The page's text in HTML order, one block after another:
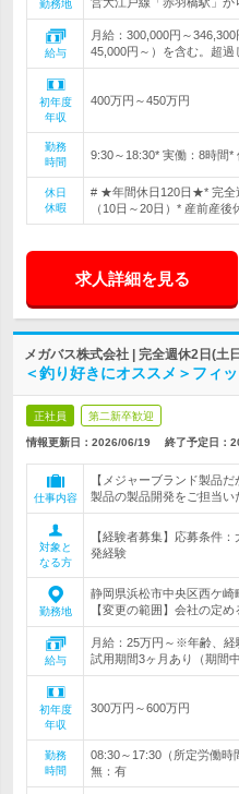
勤務地
給与
月給：300,000円～
45,000円～）を含む。超過
初年度
年収
400万円～450万円
勤務
時間
9:30～18:30* 実働：8時間
休日
休暇
# ★年間休日120日★* 完全
（10日～20日）* 産前産後
求人詳細を見る
メガバス株式会社 | 完全週休2日(土
＜釣り好きにオススメ＞フィ
正社員 第二新卒歓迎
情報更新日：2026/06/19 終了予定日：
仕事内容
【メジャーブランド製品
製品の製品開発をご担当い
対象と
なる方
【経験者募集】応募条件
発経験
勤務地
静岡県浜松市中央区西ケ
【変更の範囲】会社の定
給与
月給：25万円～※年齢、
試用期間3ヶ月あり（期間
初年度
年収
300万円～600万円
勤務
時間
08:30～17:30（所定労働
無：有